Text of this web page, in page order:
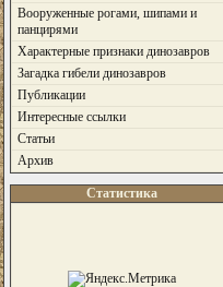
Вооруженные рогами, шипами и
панцирями
Характерные признаки динозавров
Загадка гибели динозавров
Публикации
Интересные ссылки
Статьи
Архив
Статистика